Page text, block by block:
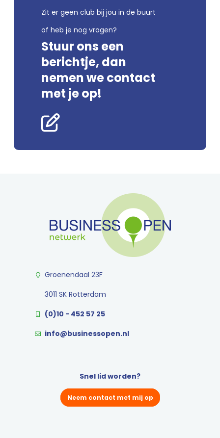
Zit er geen club bij jou in de buurt
of heb je nog vragen?
Stuur ons een
berichtje, dan
nemen we contact
met je op!
Groenendaal 23F
3011 SK Rotterdam
(0)10 - 452 57 25
info@businessopen.nl
Snel lid worden?
Neem contact met mij op